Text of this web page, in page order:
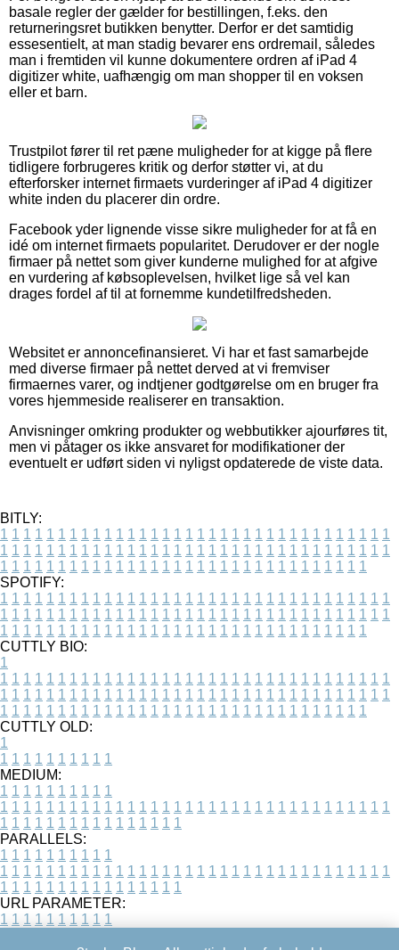
basale regler der gælder for bestillingen, f.eks. den
returneringsret butikken benytter. Derfor er det samtidig
essesentielt, at man stadig bevarer ens ordremail, således
man i fremtiden vil kunne dokumentere ordren af iPad 4
digitizer white, uafhængig om man shopper til en voksen
eller et barn.
Trustpilot fører til ret pæne muligheder for at kigge på flere
tidligere forbrugeres kritik og derfor støtter vi, at du
efterforsker internet firmaets vurderinger af iPad 4 digitizer
white inden du placerer din ordre.
Facebook yder lignende visse sikre muligheder for at få en
idé om internet firmaets popularitet. Derudover er der nogle
firmaer på nettet som giver kunderne mulighed for at afgive
en vurdering af købsoplevelsen, hvilket lige så vel kan
drages fordel af til at fornemme kundetilfredsheden.
Websitet er annoncefinansieret. Vi har et fast samarbejde
med diverse firmaer på nettet derved at vi fremviser
firmaernes varer, og indtjener godtgørelse om en bruger fra
vores hjemmeside realiserer en transaktion.
Anvisninger omkring produkter og webbutikker ajourføres tit,
men vi påtager os ikke ansvaret for modifikationer der
eventuelt er udført siden vi nyligst opdaterede de viste data.
BITLY:
1 1 1 1 1 1 1 1 1 1 1 1 1 1 1 1 1 1 1 1 1 1 1 1 1 1 1 1 1 1 1 1 1 1
1 1 1 1 1 1 1 1 1 1 1 1 1 1 1 1 1 1 1 1 1 1 1 1 1 1 1 1 1 1 1 1 1 1
1 1 1 1 1 1 1 1 1 1 1 1 1 1 1 1 1 1 1 1 1 1 1 1 1 1 1 1 1 1 1 1
SPOTIFY:
1 1 1 1 1 1 1 1 1 1 1 1 1 1 1 1 1 1 1 1 1 1 1 1 1 1 1 1 1 1 1 1 1 1
1 1 1 1 1 1 1 1 1 1 1 1 1 1 1 1 1 1 1 1 1 1 1 1 1 1 1 1 1 1 1 1 1 1
1 1 1 1 1 1 1 1 1 1 1 1 1 1 1 1 1 1 1 1 1 1 1 1 1 1 1 1 1 1 1 1
CUTTLY BIO:
1
1 1 1 1 1 1 1 1 1 1 1 1 1 1 1 1 1 1 1 1 1 1 1 1 1 1 1 1 1 1 1 1 1 1
1 1 1 1 1 1 1 1 1 1 1 1 1 1 1 1 1 1 1 1 1 1 1 1 1 1 1 1 1 1 1 1 1 1
1 1 1 1 1 1 1 1 1 1 1 1 1 1 1 1 1 1 1 1 1 1 1 1 1 1 1 1 1 1 1 1
CUTTLY OLD:
1
1 1 1 1 1 1 1 1 1 1
MEDIUM:
1 1 1 1 1 1 1 1 1 1
1 1 1 1 1 1 1 1 1 1 1 1 1 1 1 1 1 1 1 1 1 1 1 1 1 1 1 1 1 1 1 1 1 1
1 1 1 1 1 1 1 1 1 1 1 1 1 1 1 1
PARALLELS:
1 1 1 1 1 1 1 1 1 1
1 1 1 1 1 1 1 1 1 1 1 1 1 1 1 1 1 1 1 1 1 1 1 1 1 1 1 1 1 1 1 1 1 1
1 1 1 1 1 1 1 1 1 1 1 1 1 1 1 1
URL PARAMETER:
1 1 1 1 1 1 1 1 1 1